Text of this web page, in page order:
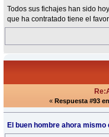
Todos sus fichajes han sido
que ha contratado tiene el
« Respuesta #93
El buen hombre ahora mismo